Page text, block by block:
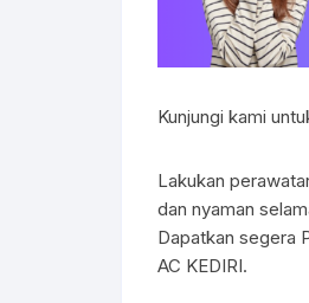
Kunjungi kami
Lakukan
dan nyaman
Dapatkan segera
AC KEDIRI.